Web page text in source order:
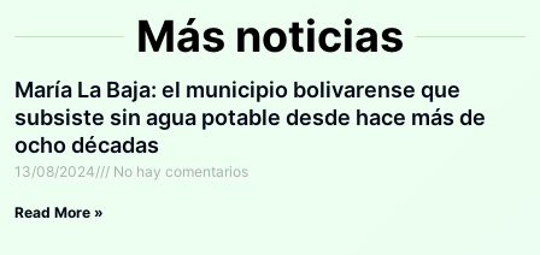
Más noticias
María La Baja: el municipio bolivarense que
subsiste sin agua potable desde hace más de
ocho décadas
13/08/2024 No hay comentarios
Read More »